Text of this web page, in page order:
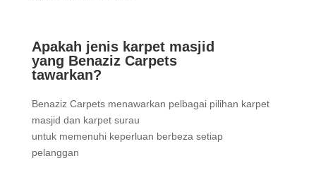
Apakah jenis karpet masjid
yang Benaziz Carpets
tawarkan?
Benaziz Carpets menawarkan pelbagai pilihan karpet
masjid dan karpet surau
untuk memenuhi keperluan berbeza setiap
pelanggan